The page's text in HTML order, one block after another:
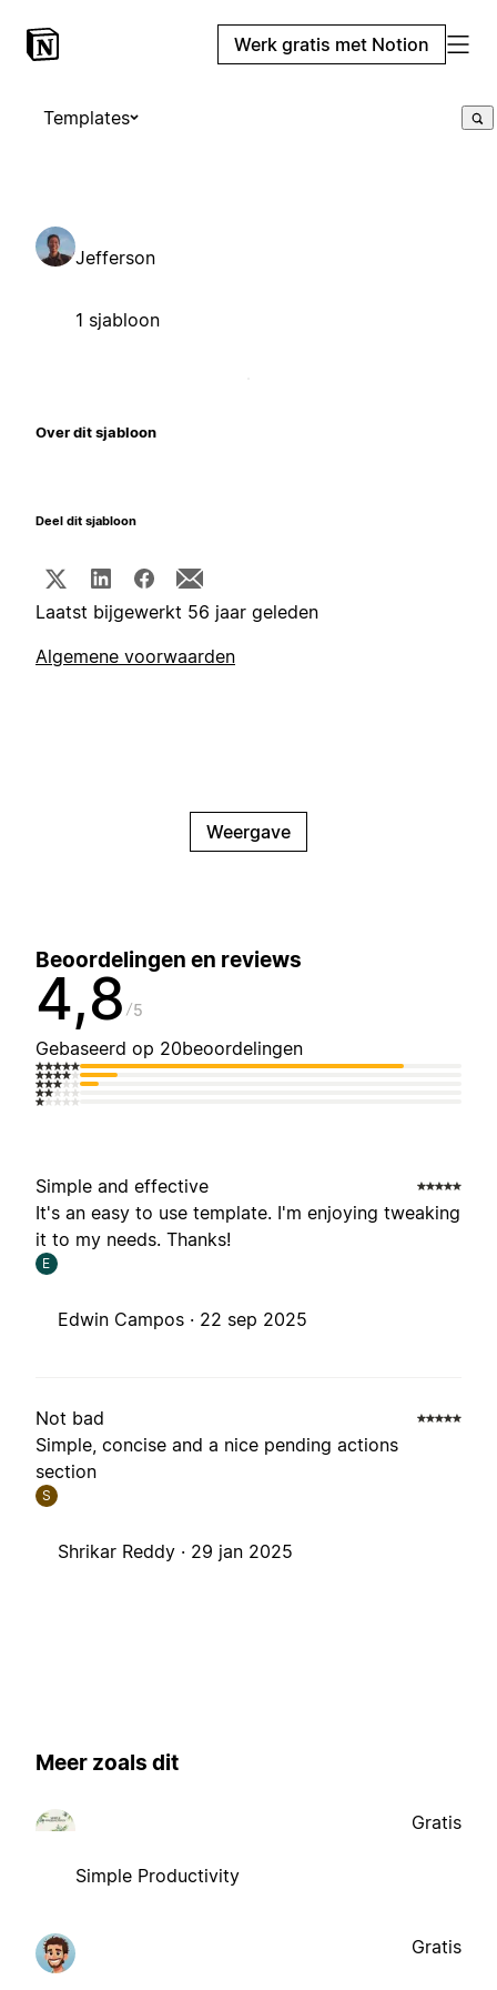
Werk gratis met Notion
Templates
Jefferson
1 sjabloon
Over dit sjabloon
Deel dit sjabloon
Laatst bijgewerkt 56 jaar geleden
Algemene voorwaarden
Weergave
Beoordelingen en reviews
4,8 5
Gebaseerd op 20beoordelingen
Simple and effective
It's an easy to use template. I'm enjoying tweaking
it to my needs. Thanks!
E
Edwin Campos · 22 sep 2025
Not bad
Simple, concise and a nice pending actions
section
S
Shrikar Reddy · 29 jan 2025
Meer zoals dit
Simple Productivity
Gratis
Gratis